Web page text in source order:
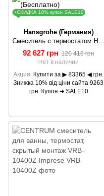
+СКИДКА 10% купон SALE10
Hansgrohe (Германия)
92 627 грн 120 416 грн
Нет в наличии
Акция
Купити за ▶ 83365 ◀ грн.
Знижка 10% від ціни сайта 9263
грн. Купон ➜ SALE10